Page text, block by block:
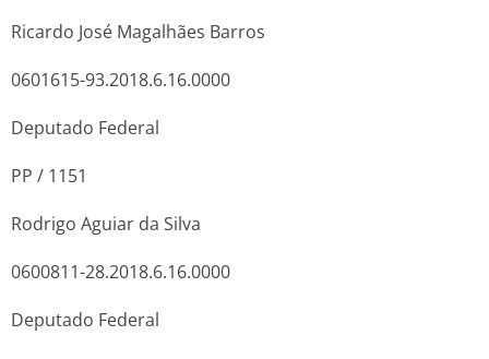
Ricardo José Magalhães Barros
0601615-93.2018.6.16.0000
Deputado Federal
PP / 1151
Rodrigo Aguiar da Silva
0600811-28.2018.6.16.0000
Deputado Federal